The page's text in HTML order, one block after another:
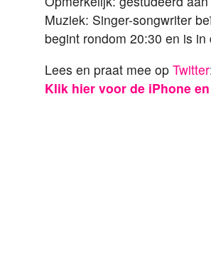
Muziek: Singer-songwriter
begint rondom 20:30 en is
Lees en praat mee op Twitter
Klik hier voor de iPhone